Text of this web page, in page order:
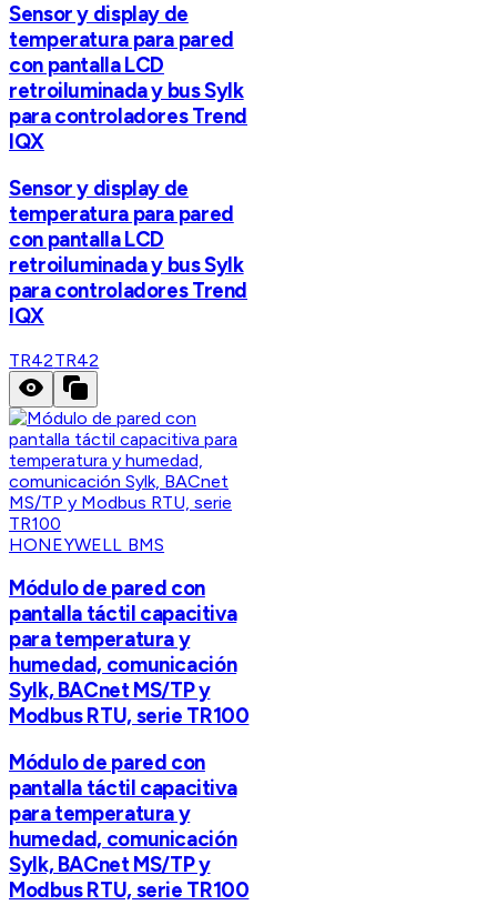
Sensor y display de
temperatura para pared
con pantalla LCD
retroiluminada y bus Sylk
para controladores Trend
IQX
Sensor y display de
temperatura para pared
con pantalla LCD
retroiluminada y bus Sylk
para controladores Trend
IQX
TR42TR42
HONEYWELL BMS
Módulo de pared con
pantalla táctil capacitiva
para temperatura y
humedad, comunicación
Sylk, BACnet MS/TP y
Modbus RTU, serie TR100
Módulo de pared con
pantalla táctil capacitiva
para temperatura y
humedad, comunicación
Sylk, BACnet MS/TP y
Modbus RTU, serie TR100